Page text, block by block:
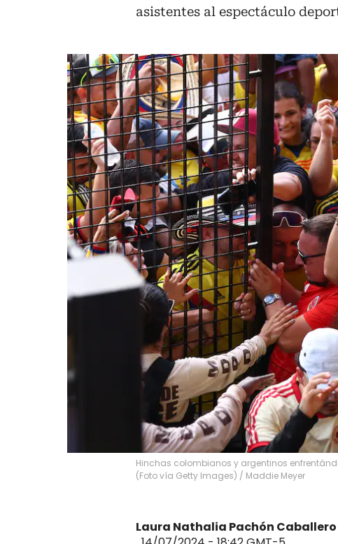
asistentes al espectáculo
Hinchas colombianos y argentinos
(Foto vía Getty Images) / Maddie Meyer
Laura Nathalia Pachón Caballero